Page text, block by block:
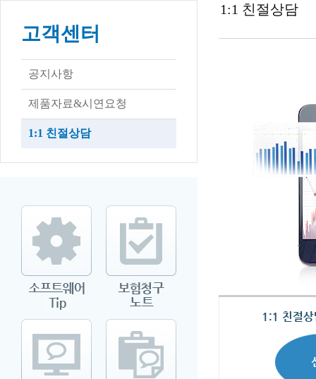
고객센터
공지사항
제품자료&시연요청
1:1 친절상담
1:1 친절상담